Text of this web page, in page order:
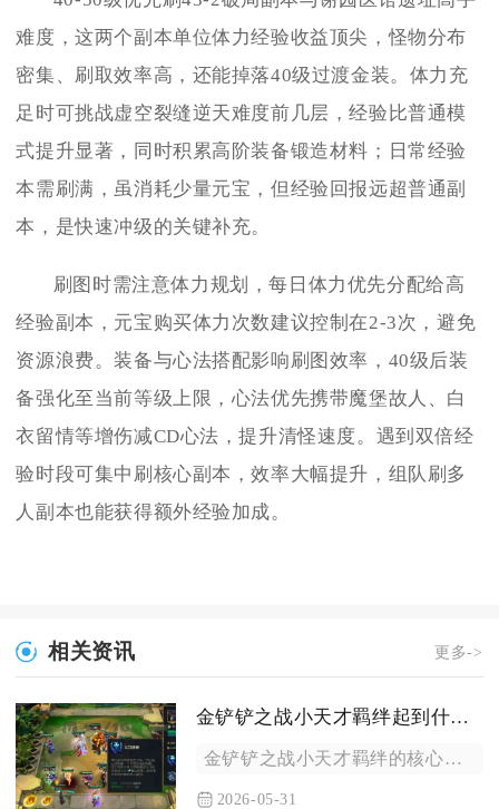
难度，这两个副本单位体力经验收益顶尖，怪物分布
密集、刷取效率高，还能掉落40级过渡金装。体力充
足时可挑战虚空裂缝逆天难度前几层，经验比普通模
式提升显著，同时积累高阶装备锻造材料；日常经验
本需刷满，虽消耗少量元宝，但经验回报远超普通副
本，是快速冲级的关键补充。
刷图时需注意体力规划，每日体力优先分配给高
经验副本，元宝购买体力次数建议控制在2-3次，避免
资源浪费。装备与心法搭配影响刷图效率，40级后装
备强化至当前等级上限，心法优先携带魔堡故人、白
衣留情等增伤减CD心法，提升清怪速度。遇到双倍经
验时段可集中刷核心副本，效率大幅提升，组队刷多
人副本也能获得额外经验加成。
相关资讯 更多->
金铲铲之战小天才羁绊起到什么作用
金铲铲之战小天才羁绊的核心作用是每回合随机生成限时改装武器，...
2026-05-31